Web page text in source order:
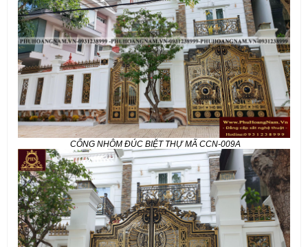
CỔNG NHÔM ĐÚC BIỆT THỰ MÃ CCN-009A